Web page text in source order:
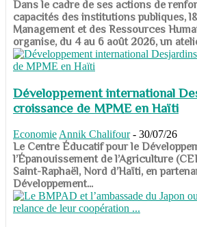
Dans le cadre de ses actions de
capacités des institutions publiques,
Management et des Ressources
organise, du 4 au 6 août 2026, un
Développement international
croissance de MPME en Haïti
Economie Annik Chalifour - 30/07/26
​​​​​​​Le Centre Éducatif pour le
l’Épanouissement de l’Agriculture
Saint-Raphaël, Nord d’Haïti, en
Développement...